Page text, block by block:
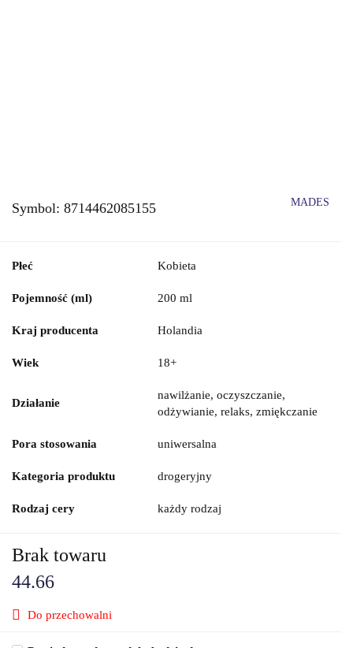
Symbol: 8714462085155 MADES
Płeć Kobieta
Pojemność (ml) 200 ml
Kraj producenta Holandia
Wiek 18+
Działanie
nawilżanie, oczyszczanie,
odżywianie, relaks, zmiękczanie
Pora stosowania uniwersalna
Kategoria produktu drogeryjny
Rodzaj cery każdy rodzaj
Brak towaru
44.66
Do przechowalni